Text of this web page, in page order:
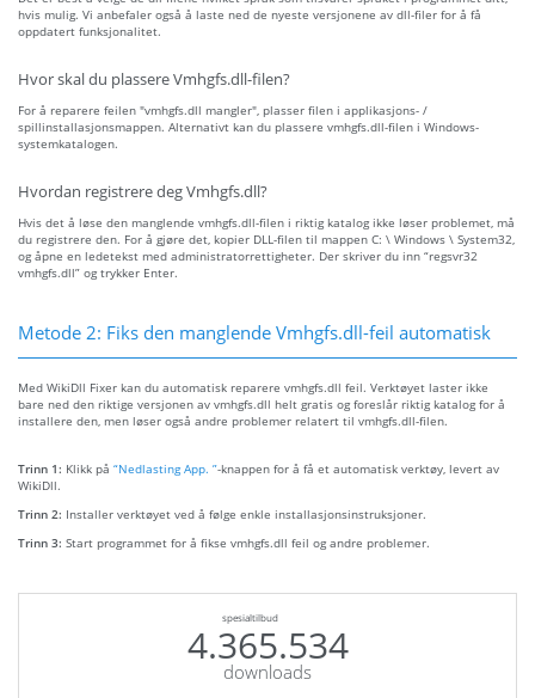
hvis mulig. Vi anbefaler også å laste ned de nyeste versjonene av dll-filer for å få
oppdatert funksjonalitet.
Hvor skal du plassere Vmhgfs.dll-filen?
For å reparere feilen "vmhgfs.dll mangler", plasser filen i applikasjons- /
spillinstallasjonsmappen. Alternativt kan du plassere vmhgfs.dll-filen i Windows-
systemkatalogen.
Hvordan registrere deg Vmhgfs.dll?
Hvis det å løse den manglende vmhgfs.dll-filen i riktig katalog ikke løser problemet, må
du registrere den. For å gjøre det, kopier DLL-filen til mappen C: \ Windows \ System32,
og åpne en ledetekst med administratorrettigheter. Der skriver du inn “regsvr32
vmhgfs.dll” og trykker Enter.
Metode 2: Fiks den manglende Vmhgfs.dll-feil automatisk
Med WikiDll Fixer kan du automatisk reparere vmhgfs.dll feil. Verktøyet laster ikke
bare ned den riktige versjonen av vmhgfs.dll helt gratis og foreslår riktig katalog for å
installere den, men løser også andre problemer relatert til vmhgfs.dll-filen.
Trinn 1: Klikk på “Nedlasting App. ”-knappen for å få et automatisk verktøy, levert av
WikiDll.
Trinn 2: Installer verktøyet ved å følge enkle installasjonsinstruksjoner.
Trinn 3: Start programmet for å fikse vmhgfs.dll feil og andre problemer.
spesialtilbud
4.365.534
downloads